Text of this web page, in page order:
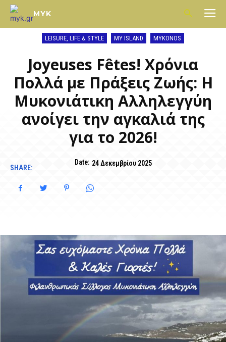
MYK
LEISURE, LIFE & STYLE MY ISLAND MYKONOS
Joyeuses Fêtes! Χρόνια
Πολλά με Πράξεις Ζωής: Η
Μυκονιάτικη Αλληλεγγύη
ανοίγει την αγκαλιά της
για το 2026!
Date: 24 Δεκεμβρίου 2025
SHARE: